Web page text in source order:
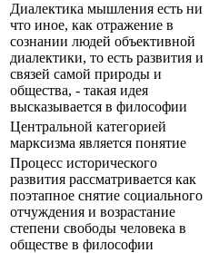
Диалектика мышления есть ни
что иное, как отражение в
сознании людей объективной
диалектики, то есть развития и
связей самой природы и
общества, - такая идея
высказывается в философии
Центральной категорией
марксизма является понятие
Процесс исторического
развития рассматривается как
поэтапное снятие социального
отчуждения и возрастание
степени свободы человека в
обществе в философии